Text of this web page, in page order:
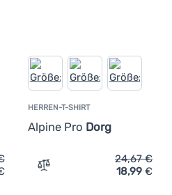
T-Shirt Northfinder Amad'
HERREN-T-SHIRT
Alpine Pro Dorg
Zum Vergleich 'Herren-
24,67€
18,99 €